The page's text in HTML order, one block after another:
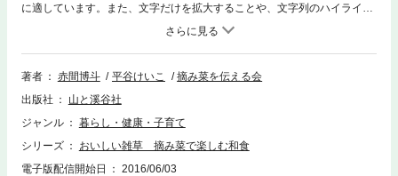
に適しています。また、文字だけを拡大することや、文字列のハイライ
ト、検索、辞書の参照、引用などの機能が使用できません。野山や水辺に
咲いている雑草を和食で楽しむ。ご存知でしたか？道ばたに咲くタンポポ
やハコベ、トリアシショマ、コシャク、スミレといった山野草や雑草が、
今宵のおかずの一品に変身することを。本書は著者のひとり、平谷けいこ
し、和食料理の専門家・赤間博斗による本格的なレシピを併せて提案する
「雑草の図鑑＆料理本」です。春のツクシにはじまり冬のボケまで、暮ら
す。道ばたに咲く身近な雑草の生態図鑑と解説、料理やレシピが掲載され
た本は日本初！ 摘んで楽しい、食べて美味しい摘み菜本に仕上げまし
著者 赤間博斗 平谷けいこ
摘み菜を伝える会
出版社
山と溪谷社
ジャンル
暮らし・健康・子育て
シリーズ
おいしい雑草 摘み菜で楽しむ和食
電子版配信開始日
2016/06/03